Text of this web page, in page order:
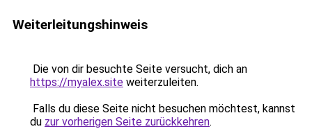
Weiterleitungshinweis
Die von dir besuchte Seite versucht, dich an
https://myalex.site weiterzuleiten.
Falls du diese Seite nicht besuchen möchtest, kannst
du zur vorherigen Seite zurückkehren.